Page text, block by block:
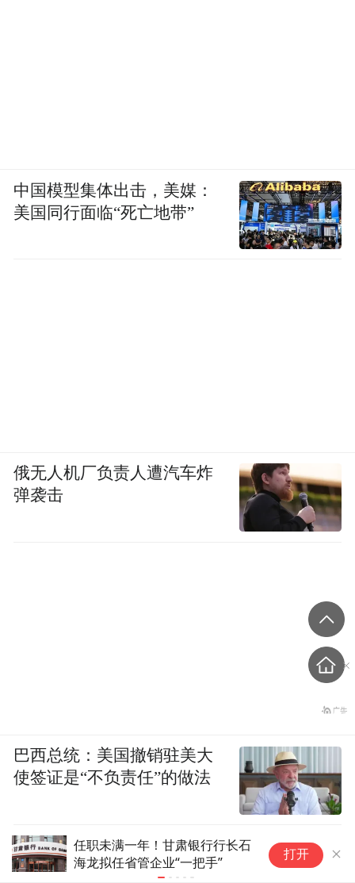
任职未满一年！甘肃银行行长石
海龙拟任省管企业“一把手”
社区更新超
难题
打开
中国模型集体出击，美媒：
美国同行面临“死亡地带”
俄无人机厂负责人遭汽车炸
弹袭击
巴西总统：美国撤销驻美大
使签证是“不负责任”的做法